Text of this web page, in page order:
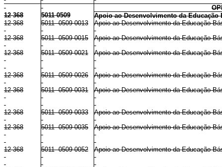
12 368
5011 0509
Apoio ao Desenvolvimento da Educação
12 368
5011 0509 0013
Apoio ao Desenvolvimento da Educação
12 368
5011 0509 0015
Apoio ao Desenvolvimento da Educação
12 368
5011 0509 0021 Apoio ao Desenvolvimento da Educação
12 368 5011 0509 0026
Apoio ao Desenvolvimento da Educação
12 368
5011 0509 0031 Apoio ao Desenvolvimento da Educação
12 368 5011 0509 0033
Apoio ao Desenvolvimento da Educação
12 368
5011 0509 0035 Apoio ao Desenvolvimento da Educação
12 368 5011 0509 0052 Apoio ao Desenvolvimento da Educação